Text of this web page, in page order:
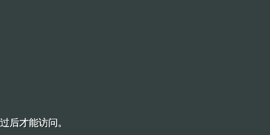
后才能访问。
后才能访问。